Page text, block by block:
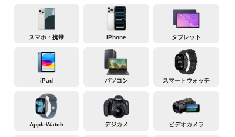
スマホ・携帯 iPhone タブレット
iPad パソコン スマートウォッチ
AppleWatch デジカメ ビデオカメラ